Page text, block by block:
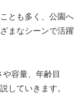
とも多く、公園へ
まなシーンで活躍
容量、年齢目
していきます。